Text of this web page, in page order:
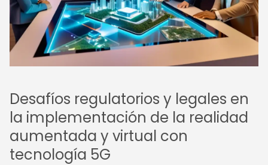
Desafíos regulatorios y legales en
la implementación de la realidad
aumentada y virtual con
tecnología 5G